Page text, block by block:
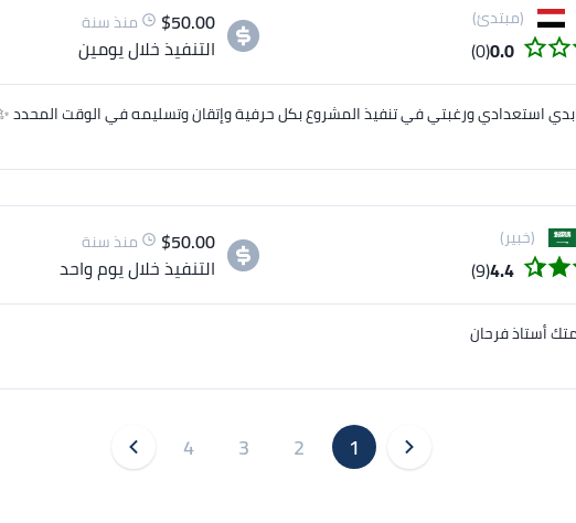
(مبتدئ)
0.0
(0)
$50.00 منذ سنة
التنفيذخلال يومين
استعدادي ورغبتي في تنفيذ المشروع بكل حرفية وإتقان وتسليمه في الوقت المحدد
(خبير)
4.4
(9)
$50.00 منذ سنة
التنفيذخلال يوم واحد
أستاذ فرحان
1
2
3
4